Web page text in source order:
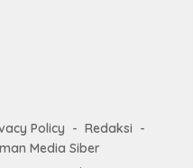
Policy
Redaksi
Media Siber